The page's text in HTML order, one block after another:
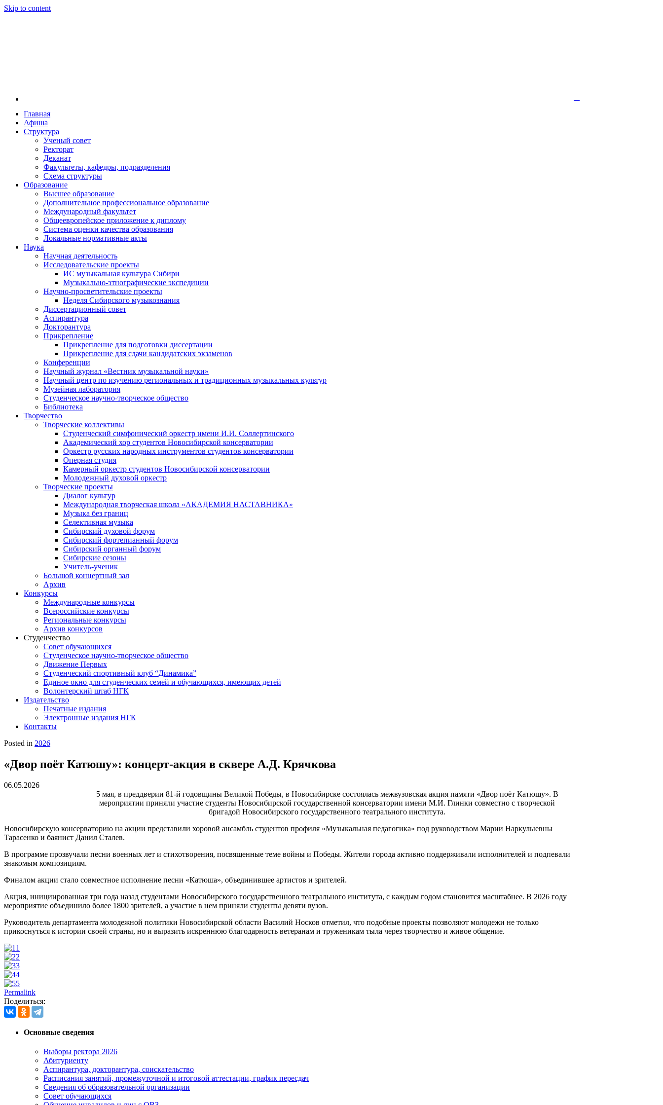
Skip to content
Новосибирская государственная консерватория имени М. И. Глинки
Новосибирская государственная консерватория имени М. И. Глинки — высшее музыкальное учебное заведение в Новосибирске. Основанная в 1956
году распоряжением совмина РСФСР и указом министерства культуры РСФСР, консерватория стала первым музыкальным высшим учебным
заведением в Сибири[2] и до сих пор остаётся единственным за пределами европейской части России[3]. С 1957 года она носит имя Михаила Ивановича
Глинки.
Главная
Афиша
Структура
Ученый совет
Ректорат
Деканат
Факультеты, кафедры, подразделения
Схема структуры
Образование
Высшее образование
Дополнительное профессиональное образование
Международный факультет
Общеевропейское приложение к диплому
Система оценки качества образования
Локальные нормативные акты
Наука
Научная деятельность
Исследовательские проекты
ИС музыкальная культура Сибири
Музыкально-этнографические экспедиции
Научно-просветительские проекты
Неделя Сибирского музыкознания
Диссертационный совет
Аспирантура
Докторантура
Прикрепление
Прикрепление для подготовки диссертации
Прикрепление для сдачи кандидатских экзаменов
Конференции
Научный журнал «Вестник музыкальной науки»
Научный центр по изучению региональных и традиционных музыкальных культур
Музейная лаборатория
Студенческое научно-творческое общество
Библиотека
Творчество
Творческие коллективы
Студенческий симфонический оркестр имени И.И. Соллертинского
Академический хор студентов Новосибирской консерватории
Оркестр русских народных инструментов студентов консерватории
Оперная студия
Камерный оркестр студентов Новосибирской консерватории
Молодежный духовой оркестр
Творческие проекты
Диалог культур
Международная творческая школа «АКАДЕМИЯ НАСТАВНИКА»
Музыка без границ
Селективная музыка
Сибирский духовой форум
Сибирский фортепианный форум
Сибирский органный форум
Сибирские сезоны
Учитель-ученик
Большой концертный зал
Архив
Конкурсы
Международные конкурсы
Всероссийские конкурсы
Региональные конкурсы
Архив конкурсов
Студенчество
Совет обучающихся
Студенческое научно-творческое общество
Движение Первых
Студенческий спортивный клуб “Динамика”
Единое окно для студенческих семей и обучающихся, имеющих детей
Волонтерский штаб НГК
Издательство
Печатные издания
Электронные издания НГК
Контакты
Posted in 2026
«Двор поёт Катюшу»: концерт-акция в сквере А.Д. Крячкова
06.05.2026
5 мая, в преддверии 81-й годовщины Великой Победы, в Новосибирске состоялась межвузовская акция памяти «Двор поёт Катюшу». В
мероприятии приняли участие студенты Новосибирской государственной консерватории имени М.И. Глинки совместно с творческой
бригадой Новосибирского государственного театрального института.
Новосибирскую консерваторию на акции представили хоровой ансамбль студентов профиля «Музыкальная педагогика» под руководством Марии Наркулыевны
Тарасенко и баянист Данил Сталев.
В программе прозвучали песни военных лет и стихотворения, посвященные теме войны и Победы. Жители города активно поддерживали исполнителей и подпевали
знакомым композициям.
Финалом акции стало совместное исполнение песни «Катюша», объединившее артистов и зрителей.
Акция, инициированная три года назад студентами Новосибирского государственного театрального института, с каждым годом становится масштабнее. В 2026 году
мероприятие объединило более 1800 зрителей, а участие в нем приняли студенты девяти вузов.
Руководитель департамента молодежной политики Новосибирской области Василий Носков отметил, что подобные проекты позволяют молодежи не только
прикоснуться к истории своей страны, но и выразить искреннюю благодарность ветеранам и труженикам тыла через творчество и живое общение.
1
2
3
4
5
Permalink
Поделиться:
Основные сведения
Выборы ректора 2026
Абитуриенту
Аспирантура, докторантура, соискательство
Расписания занятий, промежуточной и итоговой аттестации, график пересдач
Сведения об образовательной организации
Совет обучающихся